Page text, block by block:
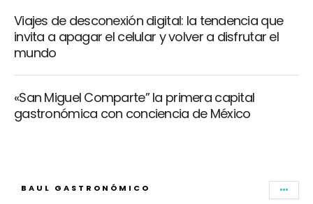
Viajes de desconexión digital: la tendencia que
invita a apagar el celular y volver a disfrutar el
mundo
«San Miguel Comparte” la primera capital
gastronómica con conciencia de México
BAUL GASTRONÓMICO